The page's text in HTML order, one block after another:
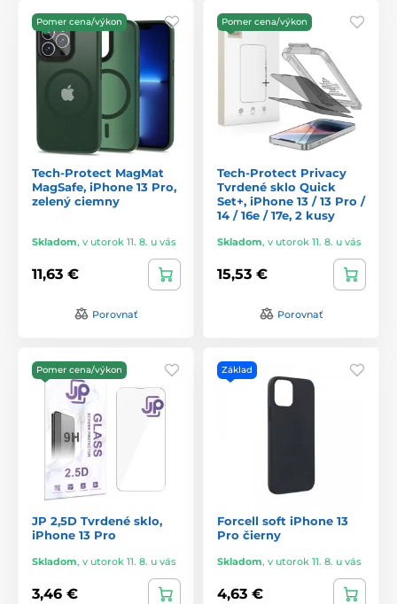
Pomer cena/výkon
Tech-Protect MagMat
MagSafe, iPhone 13 Pro,
zelený ciemny
Skladom, v utorok 11. 8. u vás
11,63 €
Porovnať
Pomer cena/výkon
Tech-Protect Privacy
Tvrdené sklo Quick
Set+, iPhone 13 / 13 Pro /
14 / 16e / 17e, 2 kusy
Skladom, v utorok 11. 8. u vás
15,53 €
Porovnať
Pomer cena/výkon
JP 2,5D Tvrdené sklo,
iPhone 13 Pro
Skladom, v utorok 11. 8. u vás
3,46 €
Základ
Forcell soft iPhone 13
Pro čierny
Skladom, v utorok 11. 8. u vás
4,63 €